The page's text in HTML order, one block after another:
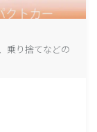
乗り捨てなどの